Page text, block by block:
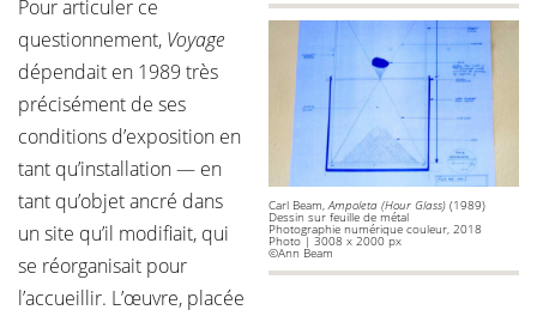
Carl Beam,Ampoleta (Hour Glass) (1989)
Dessin sur feuille de métal
Photographie numérique couleur, 2018
Photo | 3008 x 2000 px
©Ann Beam
Pour articuler ce
questionnement, Voyage
dépendait en 1989 très
précisément de ses
conditions d’exposition en
tant qu’installation — en
tant qu’objet ancré dans
un site qu’il modifiait, qui
se réorganisait pour
l’accueillir. L’œuvre, placée